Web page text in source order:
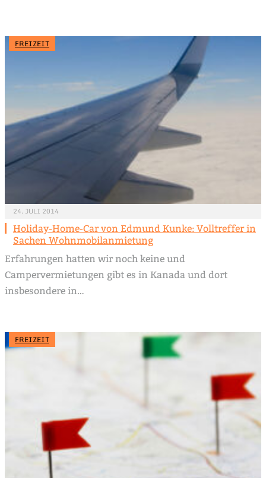
FREIZEIT
24. JULI 2014
Holiday-Home-Car von Edmund Kunke: Volltreffer in
Sachen Wohnmobilanmietung
Erfahrungen hatten wir noch keine und
Campervermietungen gibt es in Kanada und dort
insbesondere in…
FREIZEIT